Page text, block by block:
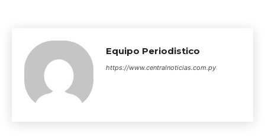
Equipo Periodistico
https://www.centralnoticias.com.py